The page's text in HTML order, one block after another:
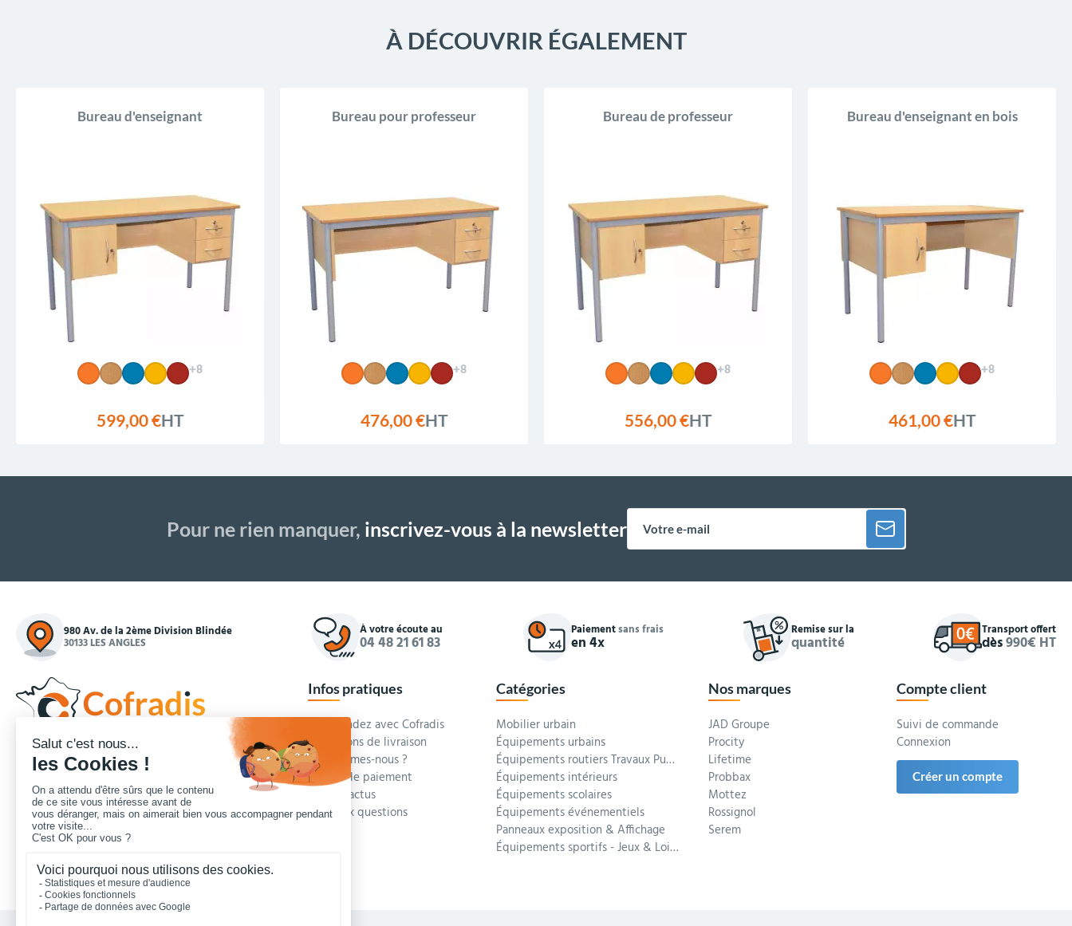
À DÉCOUVRIR ÉGALEMENT
Bureau d'enseignant
+8
599,00 €HT
Bureau pour professeur
+8
476,00 €HT
Bureau de professeur
+8
556,00 €HT
Bureau d'enseignant en bois
+8
461,00 €HT
Pour ne rien manquer, inscrivez-vous à la newsletter
980 Av. de la 2ème Division Blindée
30133 LES ANGLES
À votre écoute au
04 48 21 61 83
Paiementsans frais
en 4x
Remise sur la
quantité
Transport offert
dès990€ HT
Concepteur et fournisseur de mobilier urbain,
Cofradis répond aux besoins d'équipements des
services des collectivités locales, des entreprises
de travaux publics, lycées, écoles.
Nous contacter
Infos pratiques
Commandez avec Cofradis
Conditions de livraison
Qui sommes-nous ?
Modes de paiement
Blog et actus
Foire aux questions
Catégories
Mobilier urbain
Équipements urbains
Équipements routiers Travaux Publics
Équipements intérieurs
Équipements scolaires
Équipements événementiels
Panneaux exposition & Affichage
Équipements sportifs - Jeux & Loisirs
Nos marques
JAD Groupe
Procity
Lifetime
Probbax
Mottez
Rossignol
Serem
Compte client
Suivi de commande
Connexion
Créer un compte